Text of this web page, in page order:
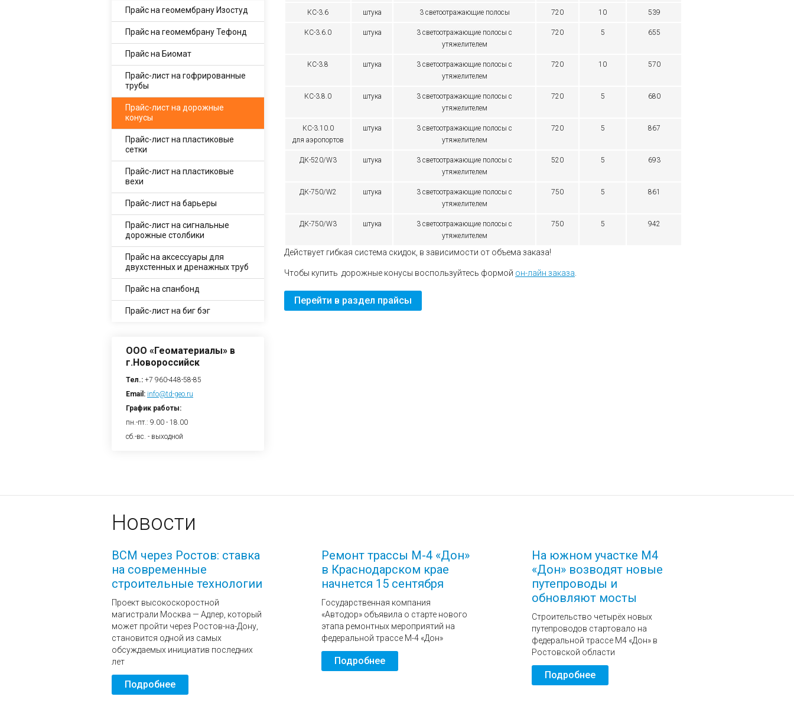
КС-3.6 штука 3 светоотражающие полосы 720 10 539
КС-3.6.0 штука
3 светоотражающие полосы с
утяжелителем
720 5 655
КС-3.8 штука
3 светоотражающие полосы с
утяжелителем
720 10 570
КС-3.8.0 штука
3 светоотражающие полосы с
утяжелителем
720 5 680
КС-3.10.0
для аэропортов
штука
3 светоотражающие полосы с
утяжелителем
720 5 867
ДК-520/W3 штука
3 светоотражающие полосы с
утяжелителем
520 5 693
ДК-750/W2 штука
3 светоотражающие полосы с
утяжелителем
750 5 861
ДК-750/W3 штука
3 светоотражающие полосы с
утяжелителем
750 5 942
Действует гибкая система скидок, в зависимости от объема заказа!
Чтобы купить дорожные конусы воспользуйтесь формой он-лайн заказа
Перейти в раздел прайсы
Прайс на геомембрану Изостуд
Прайс на геомембрану Тефонд
Прайс на Биомат
Прайс-лист на гофрированные
трубы
Прайс-лист на дорожные
конусы
Прайс-лист на пластиковые
сетки
Прайс-лист на пластиковые
вехи
Прайс-лист на барьеры
Прайс-лист на сигнальные
дорожные столбики
Прайс на аксессуары для
двухстенных и дренажных труб
Прайс на спанбонд
Прайс-лист на биг бэг
ООО «Геоматериалы» в
г.Новороссийск
Тел.: +7 960-448-58-85
Email: info@td-geo.ru
График работы:
пн.-пт.: 9.00 - 18.00
сб.-вс. - выходной
Новости
ВСМ через Ростов: ставка
на современные
строительные технологии
Проект высокоскоростной
магистрали Москва — Адлер, который
может пройти через Ростов-на-Дону,
становится одной из самых
обсуждаемых инициатив последних
лет
Подробнее
Ремонт трассы М-4 «Дон»
в Краснодарском крае
начнется 15 сентября
Государственная компания
«Автодор» объявила о старте нового
этапа ремонтных мероприятий на
федеральной трассе М-4 «Дон»
Подробнее
На южном участке М4
«Дон» возводят новые
путепроводы и
обновляют мосты
Строительство четырёх новых
путепроводов стартовало на
федеральной трассе М4 «Дон» в
Ростовской области
Подробнее